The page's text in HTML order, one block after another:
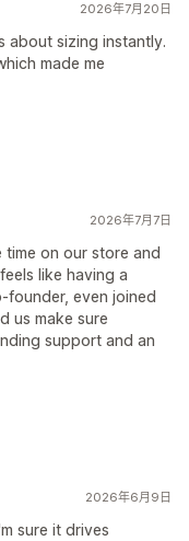
2026年7月20日
about sizing instantly.
made me
2026年7月7日
on our store and
like having a
founder, even joined
us make sure
support and an
2026年6月9日
sure it drives